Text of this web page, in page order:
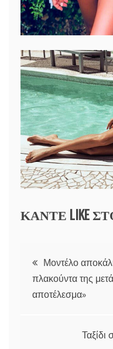
ΚΑΝΤΕ LIKE
Πλοήγηση
άρθρων
Μοντέλο
πλακούντα της
αποτέλεσμα»
Ταξίδι